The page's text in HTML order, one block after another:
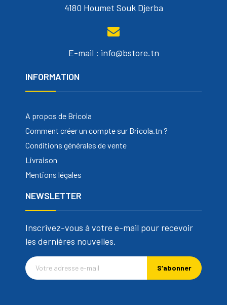
4180 Houmet Souk Djerba
E-mail : info@bstore.tn
INFORMATION
A propos de Bricola
Comment créer un compte sur Bricola.tn ?
Conditions générales de vente
Livraison
Mentions légales
NEWSLETTER
Inscrivez-vous à votre e-mail pour recevoir
les dernières nouvelles.
S’abonner